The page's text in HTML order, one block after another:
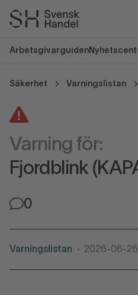
Arbetsgivarguiden
Säkerhet Varningslistan
Varning för:
Fjordblink
0
Varningslistan • 2026-06-26